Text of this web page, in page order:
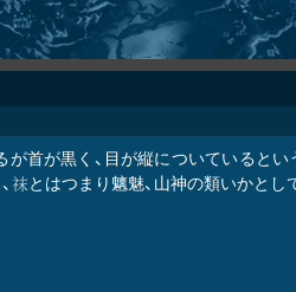
首が黒く、目が縦についているとい
𥘯 とはつまり魑魅、山神の類いかとし